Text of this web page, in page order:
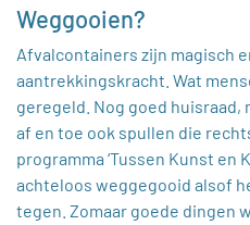
Weggooien?
Afvalcontainers zijn magisch
aantrekkingskracht. Wat
geregeld. Nog goed huisraad,
af en toe ook spullen die
programma ‘Tussen Kunst en
achteloos weggegooid alsof
tegen. Zomaar goede dingen